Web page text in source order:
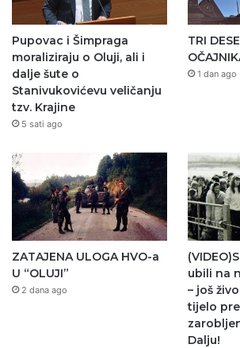
Pupovac i Šimpraga
moraliziraju o Oluji, ali i
dalje šute o
Stanivukovićevu veličanju
tzv. Krajine
5 sati ago
TRI
1 dan ago
ZATAJENA ULOGA HVO-a
U “OLUJI”
2 dana ago
ubili na
– još
tijelo
Dalju!